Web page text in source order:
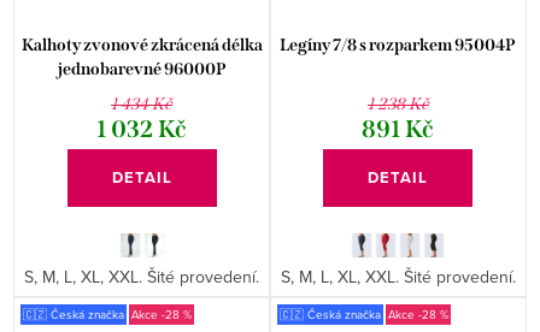
Kalhoty zvonové zkrácená délka
jednobarevné 96000P
1 434 Kč
1 032 Kč
DETAIL
S, M, L, XL, XXL. Šité provedení.
Legíny 7/8 s rozparkem 95004P
1 238 Kč
891 Kč
DETAIL
S, M, L, XL, XXL. Šité provedení.
🇨🇿 Česká značka -28 % 🇨🇿 Česká značka -28 %